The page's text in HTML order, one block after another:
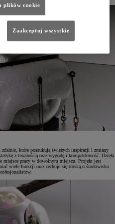
zdalnie, które poszukują świeżych inspiracji i zmiany
z trwałością oraz wygodę i kompaktowość. Dzięki
miejsce pracy w dowolnym miejscu. Projekt jest
wiele funkcji oraz cechuje się troską o środowisko
plików cookie
Zaakceptuj wszystkie